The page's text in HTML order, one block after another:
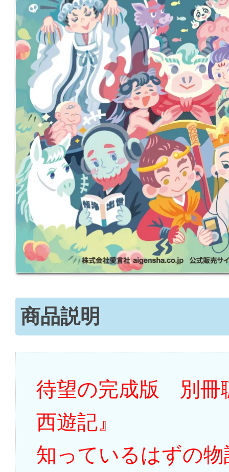
商品説明
待望の完成版 別冊
西遊記』
知っているはずの